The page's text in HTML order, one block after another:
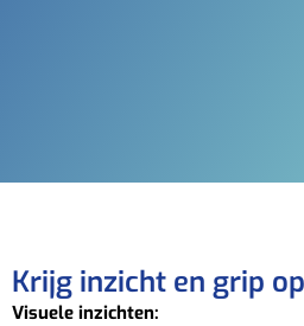
Krijg inzicht en grip
Visuele inzichten: